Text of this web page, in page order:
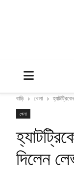
বাড়ি খেলা
খেলা
দিলেন